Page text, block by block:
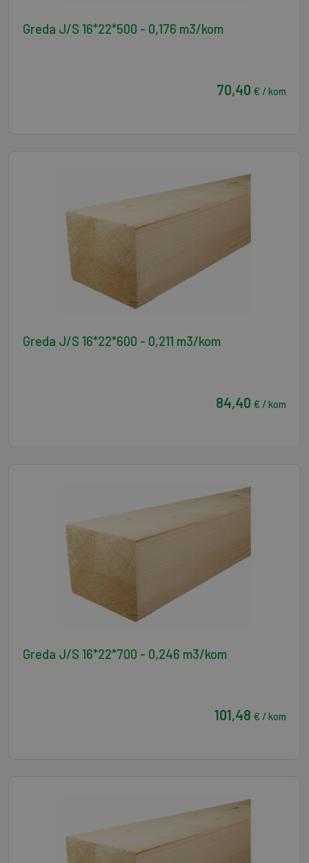
Greda J/S 16*22*500 - 0,176 m3/kom
70,40 € / kom
Greda J/S 16*22*600 - 0,211 m3/kom
84,40 € / kom
Greda J/S 16*22*700 - 0,246 m3/kom
101,48 € / kom